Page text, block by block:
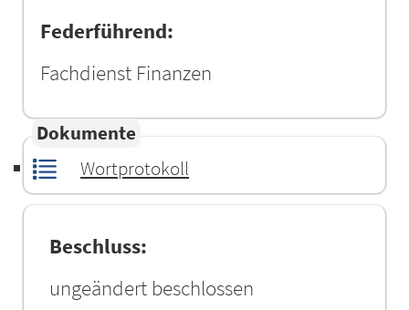
Federführend:
Fachdienst Finanzen
Dokumente
Wortprotokoll
Beschluss:
ungeändert beschlossen